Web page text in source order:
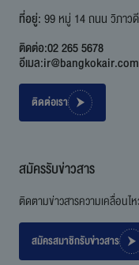
ที่อยู่:99 หมู่ 14 ถนน วิภาว
ติดต่อ:02 265 5678
อีเมล:ir@bangkokair.com
ติดต่อเรา
สมัครรับข่าวสาร
ติดตามข่าวสารความเคลื่อนไ
สมัครสมาชิกรับข่าวสาร